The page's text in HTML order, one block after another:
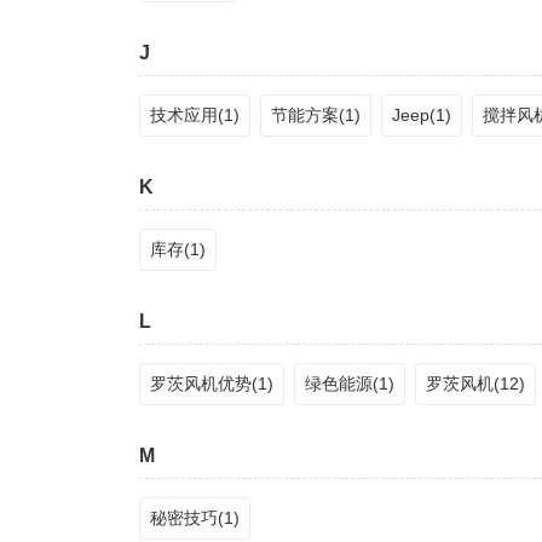
J
技术应用(1) 节能方案(1) Jeep(1) 搅拌风
K
库存(1)
L
罗茨风机优势(1) 绿色能源(1) 罗茨风机(12)
M
秘密技巧(1)